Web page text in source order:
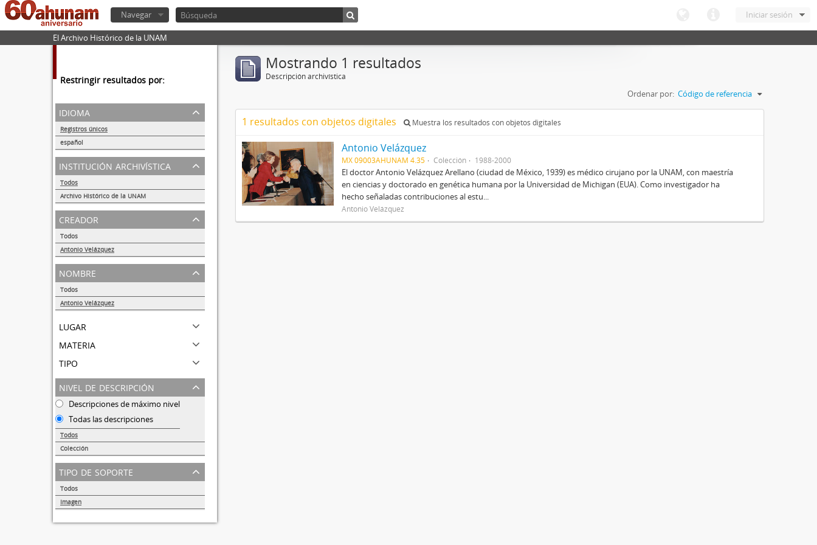
Iniciar sesión
Navegar
El Archivo Histórico de la UNAM
Restringir resultados por:
idioma
Registros únicos
español
1
institución archivística
Todos
Archivo Histórico de la UNAM
1
creador
Todos
Antonio Velázquez
1
nombre
Todos
Antonio Velázquez
lugar
materia
tipo
nivel de descripción
Descripciones de máximo nivel
Todas las descripciones
Todos
Colección
1
tipo de soporte
Todos
Imagen
Mostrando 1 resultados
Descripción archivística
Ordenar por: Código de referencia
1 resultados con objetos digitales Muestra los resultados con objetos digitales
Antonio Velázquez
MX 09003AHUNAM 4.35 Colección 1988-2000
El doctor Antonio Velázquez Arellano (ciudad de México, 1939) es médico cirujano por la UNAM, con maestría
en ciencias y doctorado en genética humana por la Universidad de Michigan (EUA). Como investigador ha
hecho señaladas contribuciones al estu...
Antonio Velázquez